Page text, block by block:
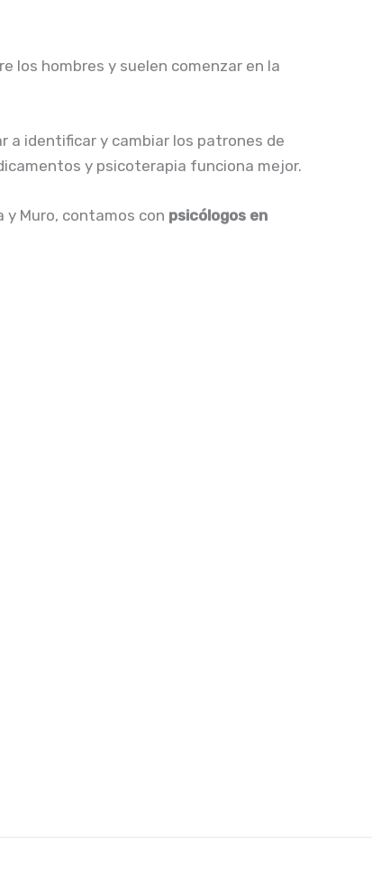
los hombres y suelen comenzar en la
a identificar y cambiar los patrones de
y psicoterapia funciona mejor.
y Muro, contamos con psicólogos en